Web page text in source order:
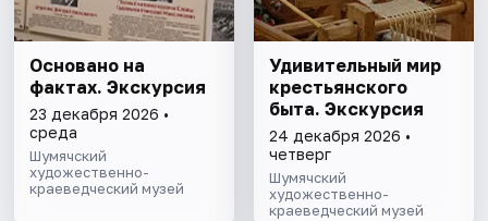
Основано на
фактах. Экскурсия
23 декабря 2026 •
среда
Шумячский
художественно-
краеведческий музей
Удивительный мир
крестьянского
быта. Экскурсия
24 декабря 2026 •
четверг
Шумячский
художественно-
краеведческий музей